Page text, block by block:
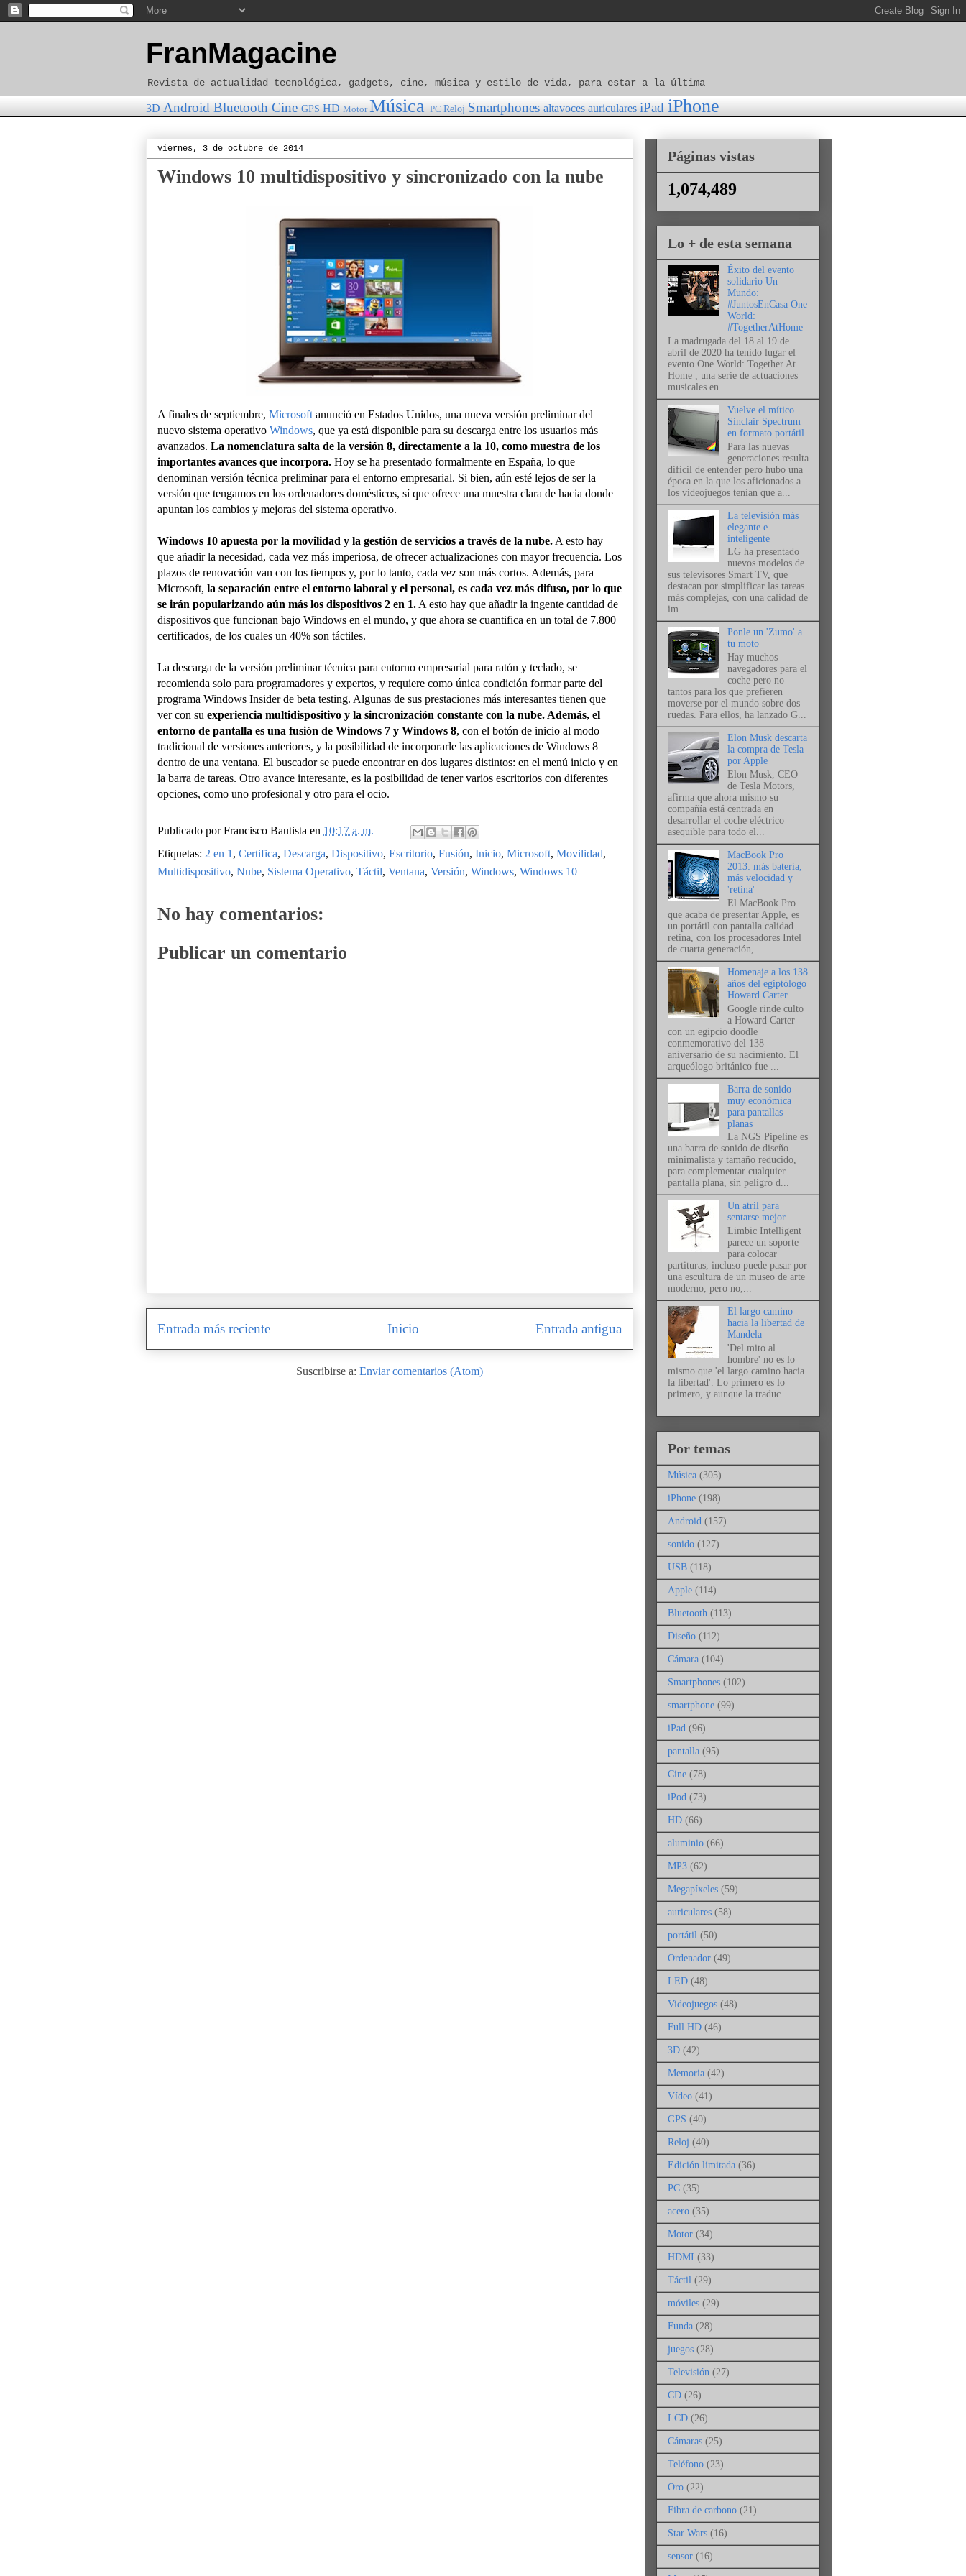
FranMagacine
Revista de actualidad tecnológica, gadgets, cine, música y estilo de vida, para estar a la última
3D Android Bluetooth Cine GPS HD Motor Música PC Reloj Smartphones altavoces auriculares iPad iPhone
viernes, 3 de octubre de 2014
Windows 10 multidispositivo y sincronizado con la nube
A finales de septiembre, Microsoft anunció en Estados Unidos, una nueva versión preliminar del
nuevo sistema operativo Windows, que ya está disponible para su descarga entre los usuarios más
avanzados. La nomenclatura salta de la versión 8, directamente a la 10, como muestra de los
importantes avances que incorpora. Hoy se ha presentado formalmente en España, lo que
denominan versión técnica preliminar para el entorno empresarial. Si bien, aún esté lejos de ser la
versión que tengamos en los ordenadores domésticos, sí que ofrece una muestra clara de hacia donde
apuntan los cambios y mejoras del sistema operativo.
Windows 10 apuesta por la movilidad y la gestión de servicios a través de la nube. A esto hay
que añadir la necesidad, cada vez más imperiosa, de ofrecer actualizaciones con mayor frecuencia. Los
plazos de renovación van con los tiempos y, por lo tanto, cada vez son más cortos. Además, para
Microsoft, la separación entre el entorno laboral y el personal, es cada vez más difuso, por lo que
se irán popularizando aún más los dispositivos 2 en 1. A esto hay que añadir la ingente cantidad de
dispositivos que funcionan bajo Windows en el mundo, y que ahora se cuantifica en un total de 7.800
certificados, de los cuales un 40% son táctiles.
La descarga de la versión preliminar técnica para entorno empresarial para ratón y teclado, se
recomienda solo para programadores y expertos, y requiere como única condición formar parte del
programa Windows Insider de beta testing. Algunas de sus prestaciones más interesantes tienen que
ver con su experiencia multidispositivo y la sincronización constante con la nube. Además, el
entorno de pantalla es una fusión de Windows 7 y Windows 8, con el botón de inicio al modo
tradicional de versiones anteriores, y la posibilidad de incorporarle las aplicaciones de Windows 8
dentro de una ventana. El buscador se puede encontrar en dos lugares distintos: en el menú inicio y en
la barra de tareas. Otro avance interesante, es la posibilidad de tener varios escritorios con diferentes
opciones, como uno profesional y otro para el ocio.
Publicado porFrancisco Bautista en 10:17 a. m.
Etiquetas: 2 en 1 , Certifica, Descarga, Dispositivo, Escritorio, Fusión, Inicio, Microsoft, Movilidad,
Multidispositivo, Nube, Sistema Operativo, Táctil, Ventana, Versión, Windows, Windows 10
No hay comentarios:
Publicar un comentario
Entrada más reciente Entrada antigua
Inicio
Suscribirse a: Enviar comentarios (Atom)
Páginas vistas
1,074,489
Lo + de esta semana
Éxito del evento
solidario Un
Mundo:
#JuntosEnCasa One
World:
#TogetherAtHome
La madrugada del 18 al 19 de
abril de 2020 ha tenido lugar el
evento One World: Together At
Home , una serie de actuaciones
musicales en...
Vuelve el mítico
Sinclair Spectrum
en formato portátil
Para las nuevas
generaciones resulta
difícil de entender pero hubo una
época en la que los aficionados a
los videojuegos tenían que a...
La televisión más
elegante e
inteligente
LG ha presentado
nuevos modelos de
sus televisores Smart TV, que
destacan por simplificar las tareas
más complejas, con una calidad de
im...
Ponle un 'Zumo' a
tu moto
Hay muchos
navegadores para el
coche pero no
tantos para los que prefieren
moverse por el mundo sobre dos
ruedas. Para ellos, ha lanzado G...
Elon Musk descarta
la compra de Tesla
por Apple
Elon Musk, CEO
de Tesla Motors,
afirma que ahora mismo su
compañía está centrada en
desarrollar el coche eléctrico
asequible para todo el...
MacBook Pro
2013: más batería,
más velocidad y
'retina'
El MacBook Pro
que acaba de presentar Apple, es
un portátil con pantalla calidad
retina, con los procesadores Intel
de cuarta generación,...
Homenaje a los 138
años del egiptólogo
Howard Carter
Google rinde culto
a Howard Carter
con un egipcio doodle
conmemorativo del 138
aniversario de su nacimiento. El
arqueólogo británico fue ...
Barra de sonido
muy económica
para pantallas
planas
La NGS Pipeline es
una barra de sonido de diseño
minimalista y tamaño reducido,
para complementar cualquier
pantalla plana, sin peligro d...
Un atril para
sentarse mejor
Limbic Intelligent
parece un soporte
para colocar
partituras, incluso puede pasar por
una escultura de un museo de arte
moderno, pero no,...
El largo camino
hacia la libertad de
Mandela
'Del mito al
hombre' no es lo
mismo que 'el largo camino hacia
la libertad'. Lo primero es lo
primero, y aunque la traduc...
Por temas
Música (305)
iPhone (198)
Android (157)
sonido (127)
USB (118)
Apple (114)
Bluetooth (113)
Diseño (112)
Cámara (104)
Smartphones (102)
smartphone (99)
iPad (96)
pantalla (95)
Cine (78)
iPod (73)
HD (66)
aluminio (66)
MP3 (62)
Megapíxeles (59)
auriculares (58)
portátil (50)
Ordenador (49)
LED (48)
Videojuegos (48)
Full HD (46)
3D (42)
Memoria (42)
Vídeo (41)
GPS (40)
Reloj (40)
Edición limitada (36)
PC (35)
acero (35)
Motor (34)
HDMI (33)
Táctil (29)
móviles (29)
Funda (28)
juegos (28)
Televisión (27)
CD (26)
LCD (26)
Cámaras (25)
Teléfono (23)
Oro (22)
Fibra de carbono (21)
Star Wars (16)
sensor (16)